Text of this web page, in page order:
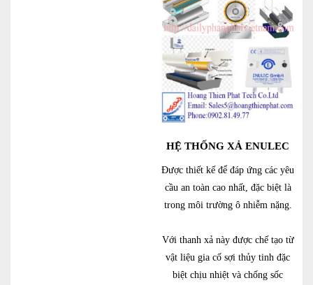
HỆ THỐNG XẢ ENULEC
Được thiết kế để đáp ứng các yêu
cầu an toàn cao nhất, đặc biệt là
trong môi trường ô nhiễm nặng.
Với thanh xả này được chế tạo từ
vật liệu gia cố sợi thủy tinh đặc
biệt chịu nhiệt và chống sốc